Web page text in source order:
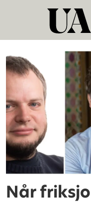
Tag:
kurusch
fard
Når